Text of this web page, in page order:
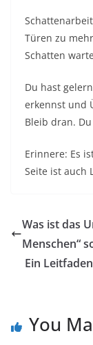
Türen zu
Schatten
Du hast
erkennst und
Bleib dran.
Erinnere: Es
Seite ist auch
Was ist das
Menschen“
Ein
You